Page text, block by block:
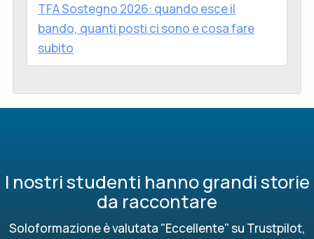
TFA Sostegno 2026: quando esce il
bando, quanti posti ci sono e cosa fare
subito
I nostri studenti hanno grandi storie
da raccontare
Soloformazione è valutata "Eccellente" su Trustpilot,